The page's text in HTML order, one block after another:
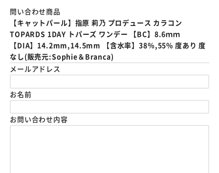
問い合わせ商品
【キャットパール】指原 莉乃 プロデュース カラコン
TOPARDS 1DAY トパーズ ワンデー 【BC】8.6ｍｍ
【DIA】14.2mm,14.5mm 【含水率】38％,55% 度あり 度
なし(販売元:Sophie＆Branca)
メールアドレス
お名前
お問い合わせ内容